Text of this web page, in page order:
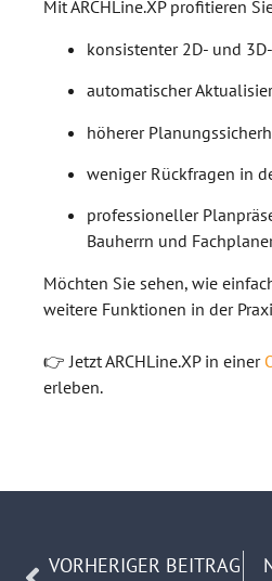
Mit ARCHLine.XP profitieren
konsistenter 2D- und
automatischer
höherer
weniger Rückfragen in
professioneller
Bauherrn und
Möchten Sie sehen, wie
weitere Funktionen in der
👉 Jetzt ARCHLine.XP in einer
erleben.
VORHERIGER BEITRAG